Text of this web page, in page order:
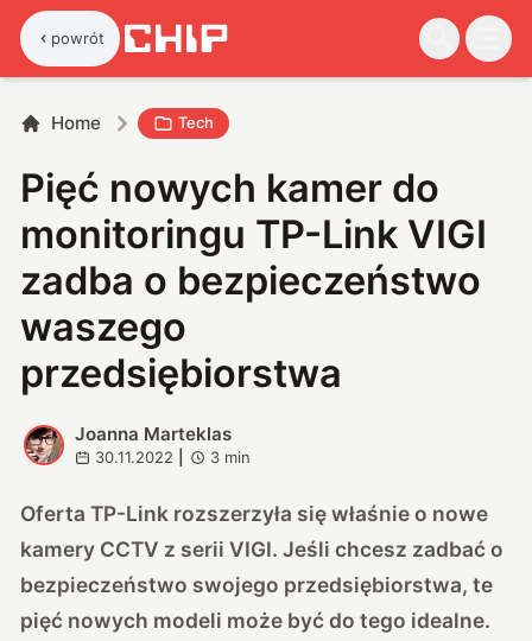
powrót
Home Tech
Pięć nowych kamer do
monitoringu TP-Link VIGI
zadba o bezpieczeństwo
waszego
przedsiębiorstwa
J
Joanna Marteklas
30.11.2022 3 min
Oferta TP-Link rozszerzyła się właśnie o nowe
kamery CCTV z serii VIGI. Jeśli chcesz zadbać o
bezpieczeństwo swojego przedsiębiorstwa, te
pięć nowych modeli może być do tego idealne.